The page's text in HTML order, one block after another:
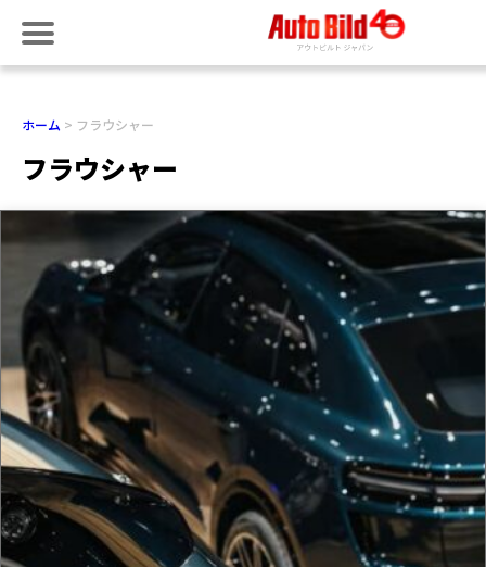
ホーム フラウシャー
フラウシャー